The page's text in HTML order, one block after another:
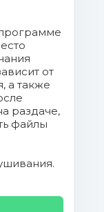
от
а также
раздаче,
файлы